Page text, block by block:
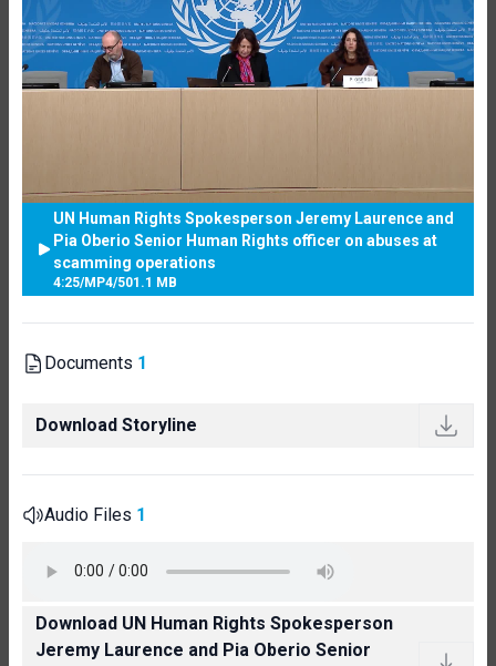
UN Human Rights Spokesperson Jeremy Laurence and
Pia Oberio Senior Human Rights officer on abuses at
scamming operations
4:25/MP4/501.1 MB
Documents 1
Download Storyline
Audio Files 1
Download UN Human Rights Spokesperson
Jeremy Laurence and Pia Oberio Senior